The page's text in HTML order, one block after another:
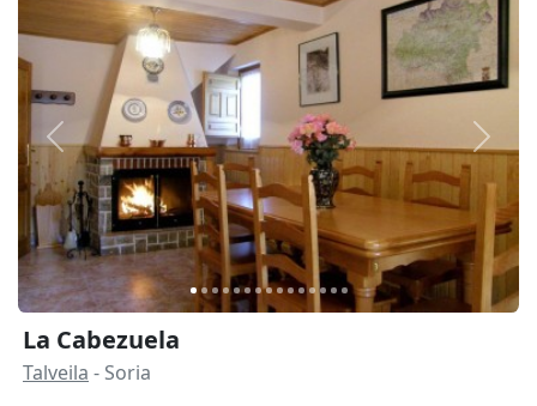
Anterior
La Cabezuela
Talveila - Soria